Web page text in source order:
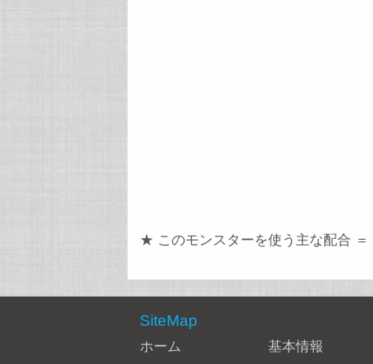
★ このモンスターを使う主な配合 ＝
SiteMap
ホーム 基本情報